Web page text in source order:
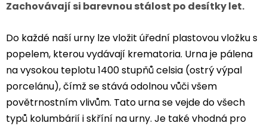
Zachovávají si barevnou stálost po desítky let.
Do každé naší urny lze vložit úřední plastovou vložku s
popelem, kterou vydávají krematoria. Urna je pálena
na vysokou teplotu 1400 stupňů celsia (ostrý výpal
porcelánu), čímž se stává odolnou vůči všem
povětrnostním vlivům. Tato urna se vejde do všech
typů kolumbárií i skříní na urny. Je také vhodná pro